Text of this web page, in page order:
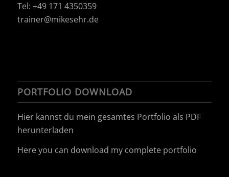
Tel: +49 171 4350359
trainer@mikesehr.de
PORTFOLIO DOWNLOAD
Hier kannst du mein gesamtes Portfolio als PDF
herunterladen
Here you can download my complete portfolio